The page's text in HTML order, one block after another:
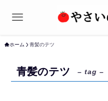
ホーム 青髪のテツ
青髪のテツ – tag –